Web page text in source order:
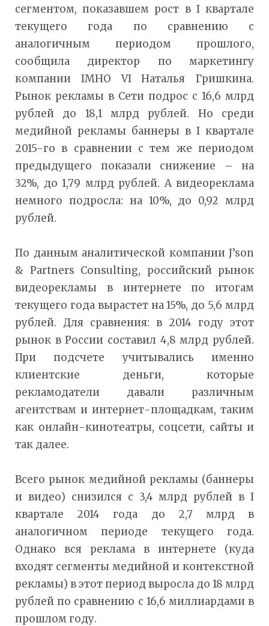
сегментом, показавшем рост в I квартале
текущего года по сравнению с
аналогичным периодом прошлого,
сообщила директор по маркетингу
компании IMHO VI Наталья Гришкина.
Рынок рекламы в Сети подрос с 16,6 млрд
рублей до 18,1 млрд рублей. Но среди
медийной рекламы баннеры в I квартале
2015-го в сравнении с тем же периодом
предыдущего показали снижение – на
32%, до 1,79 млрд рублей. А видеореклама
немного подросла: на 10%, до 0,92 млрд
рублей.
По данным аналитической компании J’son
& Partners Consulting, российский рынок
видеорекламы в интернете по итогам
текущего года вырастет на 15%, до 5,6 млрд
рублей. Для сравнения: в 2014 году этот
рынок в России составил 4,8 млрд рублей.
При подсчете учитывались именно
клиентские деньги, которые
рекламодатели давали различным
агентствам и интернет-площадкам, таким
как онлайн-кинотеатры, соцсети, сайты и
так далее.
Всего рынок медийной рекламы (баннеры
и видео) снизился с 3,4 млрд рублей в I
квартале 2014 года до 2,7 млрд в
аналогичном периоде текущего года.
Однако вся реклама в интернете (куда
входят сегменты медийной и контекстной
рекламы) в этот период выросла до 18 млрд
рублей по сравнению с 16,6 миллиардами в
прошлом году.